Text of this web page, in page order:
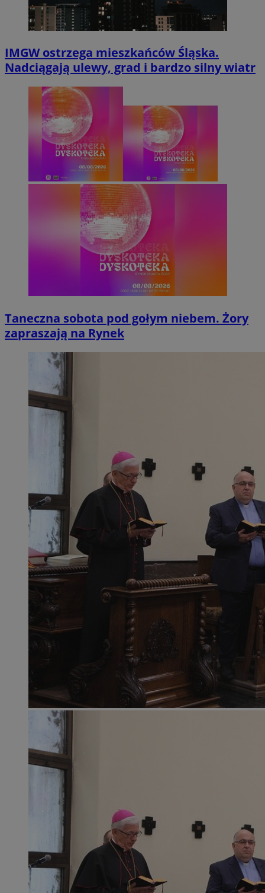
IMGW ostrzega mieszkańców Śląska.
Nadciągają ulewy, grad i bardzo silny wiatr
Taneczna sobota pod gołym niebem. Żory
zapraszają na Rynek